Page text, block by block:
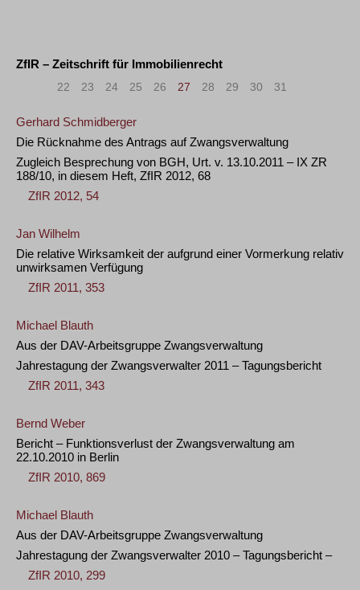
ZfIR – Zeitschrift für Immobilienrecht
22 23 24 25 26 27 28 29 30 31
Gerhard Schmidberger
Die Rücknahme des Antrags auf Zwangsverwaltung
Zugleich Besprechung von BGH, Urt. v. 13.10.2011 – IX ZR
188/10, in diesem Heft, ZfIR 2012, 68
ZfIR 2012, 54
Jan Wilhelm
Die relative Wirksamkeit der aufgrund einer Vormerkung relativ
unwirksamen Verfügung
ZfIR 2011, 353
Michael Blauth
Aus der DAV-Arbeitsgruppe Zwangsverwaltung
Jahrestagung der Zwangsverwalter 2011 – Tagungsbericht
ZfIR 2011, 343
Bernd Weber
Bericht – Funktionsverlust der Zwangsverwaltung am
22.10.2010 in Berlin
ZfIR 2010, 869
Michael Blauth
Aus der DAV-Arbeitsgruppe Zwangsverwaltung
Jahrestagung der Zwangsverwalter 2010 – Tagungsbericht –
ZfIR 2010, 299